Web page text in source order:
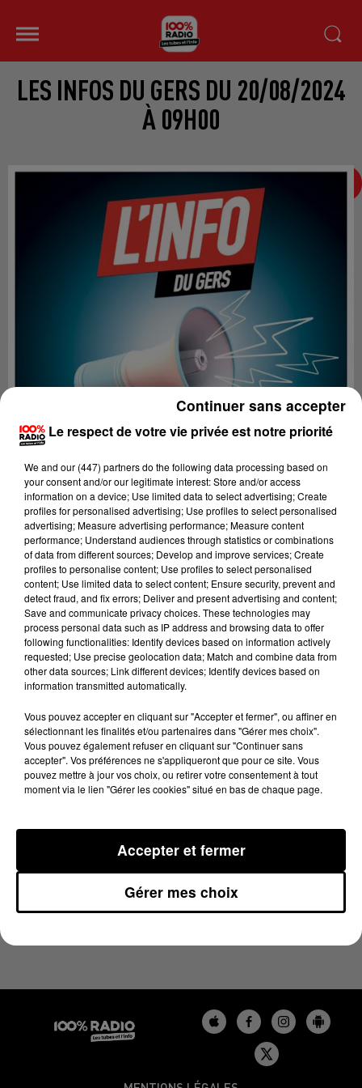
LES INFOS DU GERS DU 20/08/2024
À 09H00
Lecture (4 min 23 sec)
100%
20 août 2024 - 4 min 23 sec
LES INFOS DU GERS DU 20/08/2024 À 09H00
Le respect de votre vie privée est notre priorité
We and our (447) partnersdo the following data processing based on
your consent and/or our legitimate interest: Store and/or access
information on a device; Use limited data to select advertising; Create
profiles for personalised advertising; Use profiles to select personalised
advertising; Measure advertising performance; Measure content
performance; Understand audiences through statistics or combinations
of data from different sources; Develop and improve services; Create
profiles to personalise content; Use profiles to select personalised
content; Use limited data to select content; Ensure security, prevent and
detect fraud, and fix errors; Deliver and present advertising and content;
Save and communicate privacy choices. These technologies may
process personal data such as IP address and browsing data to offer
following functionalities: Identify devices based on information actively
requested; Use precise geolocation data; Match and combine data from
other data sources; Link different devices; Identify devices based on
information transmitted automatically.
Vous pouvez accepter en cliquant sur "Accepter et fermer", ou affiner en
sélectionnant les finalités et/ou partenaires dans "Gérer mes choix".
Vous pouvez également refuser en cliquant sur "Continuer sans
accepter". Vos préférences ne s'appliqueront que pour ce site. Vous
pouvez mettre à jour vos choix, ou retirer votre consentement à tout
moment via le lien "Gérer les cookies" situé en bas de chaque page.
Gérer mes choix
Accepter et fermer
Continuer sans accepter